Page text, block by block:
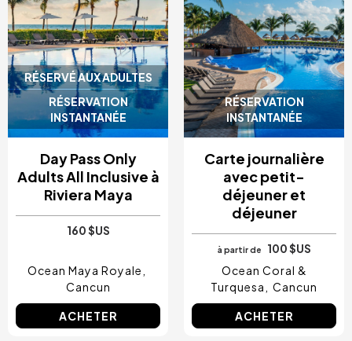
RÉSERVÉ AUX ADULTES
RÉSERVATION
INSTANTANÉE
Day Pass Only
Adults All Inclusive à
Riviera Maya
160 $US
Ocean Maya Royale
Cancun
ACHETER
RÉSERVATION
INSTANTANÉE
Carte journalière
avec petit-
déjeuner et
déjeuner
à partir de
100 $US
Ocean Coral &
Turquesa
Cancun
ACHETER